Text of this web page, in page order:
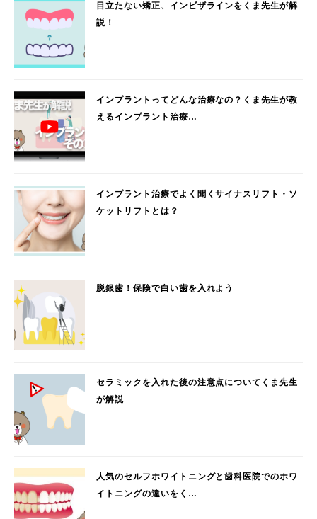
目立たない矯正、インビザラインをくま先生が解
説！
インプラントってどんな治療なの？くま先生が教
えるインプラント治療…
インプラント治療でよく聞くサイナスリフト・ソ
ケットリフトとは？
脱銀歯！保険で白い歯を入れよう
セラミックを入れた後の注意点についてくま先生
が解説
人気のセルフホワイトニングと歯科医院でのホワ
イトニングの違いをく…